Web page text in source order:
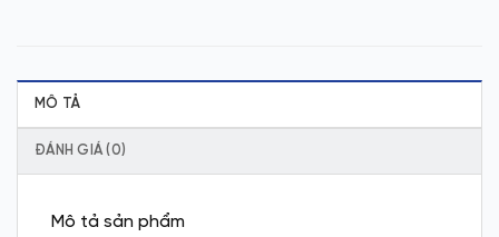
MÔ TẢ
ĐÁNH GIÁ (0)
Mô tả sản phẩm